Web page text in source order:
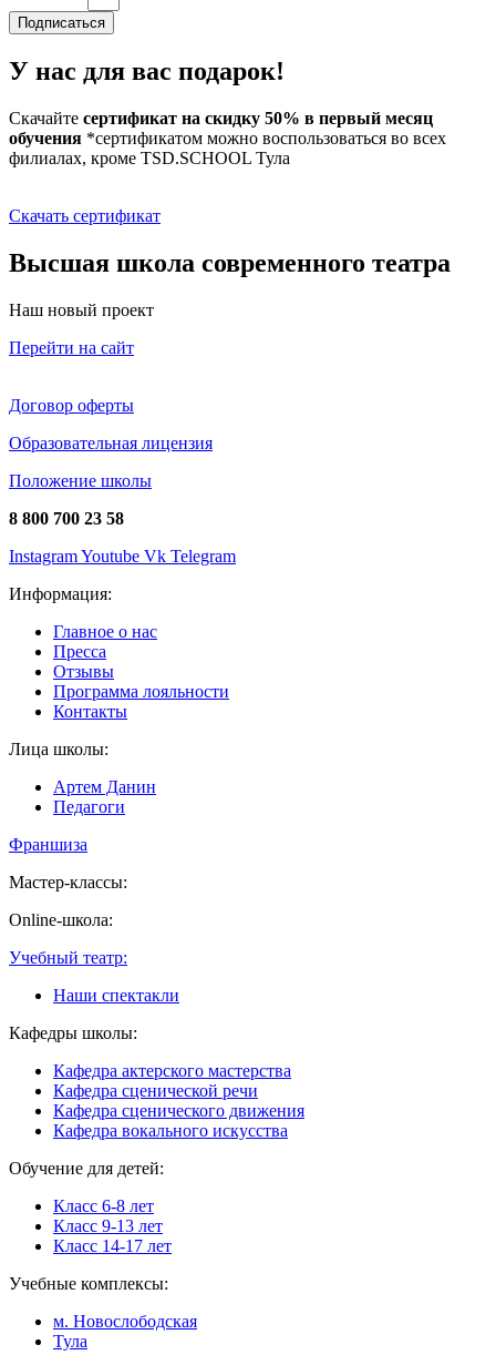
Подписаться
У нас для вас подарок!
Скачайте сертификат на скидку 50% в первый месяц
обучения *сертификатом можно воспользоваться во всех
филиалах, кроме TSD.SCHOOL Тула
Скачать сертификат
Высшая школа современного театра
Наш новый проект
Перейти на сайт
Договор оферты
Образовательная лицензия
Положение школы
8 800 700 23 58
InstagramYoutube Vk Telegram
Информация:
Главное о нас
Пресса
Отзывы
Программа лояльности
Контакты
Лица школы:
Артем Данин
Педагоги
Франшиза
Мастер-классы:
Online-школа:
Учебный театр:
Наши спектакли
Кафедры школы:
Кафедра актерского мастерства
Кафедра сценической речи
Кафедра сценического движения
Кафедра вокального искусства
Обучение для детей:
Класс 6-8 лет
Класс 9-13 лет
Класс 14-17 лет
Учебные комплексы:
м. Новослободская
Тула